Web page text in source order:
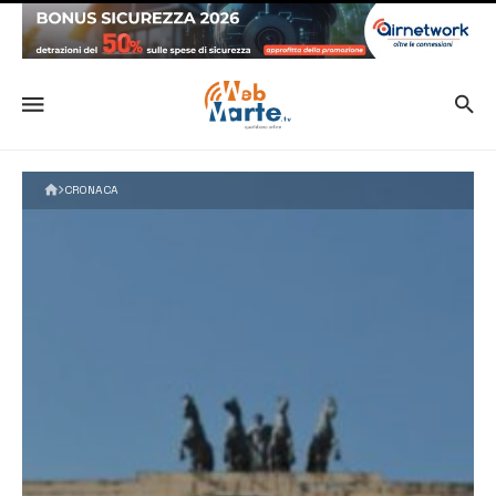
CRONACA